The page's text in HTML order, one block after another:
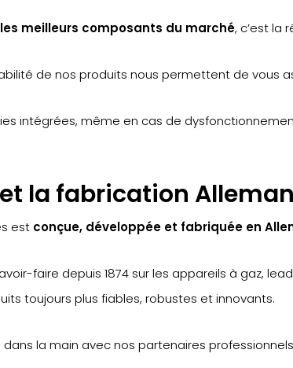
les meilleurs composants du marché, c’est la
de nos produits nous permettent de vous
intégrées, même en cas de
la fabrication
est conçue, développée et fabriquée en
faire depuis 1874 sur les appareils à gaz,
toujours plus fiables, robustes et innovants.
dans la main avec nos partenaires